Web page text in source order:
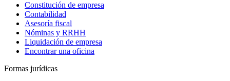
Constitución de empresa
Contabilidad
Asesoría fiscal
Nóminas y RRHH
Liquidación de empresa
Encontrar una oficina
Formas jurídicas